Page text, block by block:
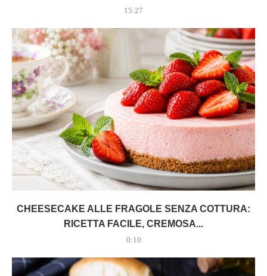
15:27
CHEESECAKE ALLE FRAGOLE SENZA COTTURA:
RICETTA FACILE, CREMOSA...
0:10